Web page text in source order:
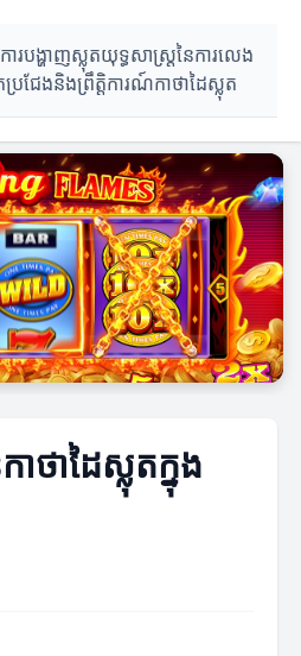
ការបង្ហាញស្លុតយុទ្ធសាស្ត្រនៃការលេង
ប្រជែង​និង​ព្រឹត្តិការណ៍កាថាដៃស្លុត
ថាដៃស្លុតក្នុង